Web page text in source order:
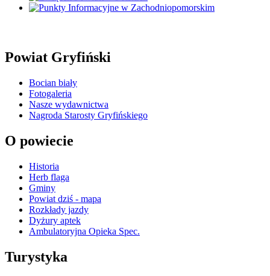
Powiat Gryfiński
Bocian biały
Fotogaleria
Nasze wydawnictwa
Nagroda Starosty Gryfińskiego
O powiecie
Historia
Herb flaga
Gminy
Powiat dziś - mapa
Rozkłady jazdy
Dyżury aptek
Ambulatoryjna Opieka Spec.
Turystyka